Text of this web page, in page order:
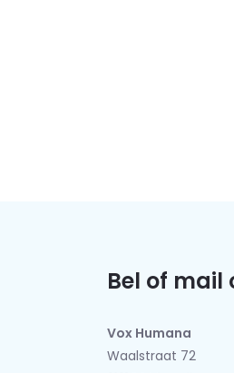
Bel of mail
Vox Humana
Waalstraat 72